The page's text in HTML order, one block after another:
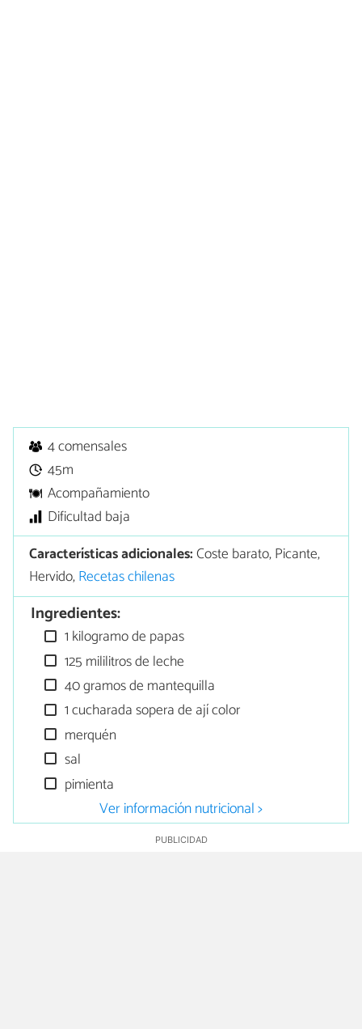
4 comensales
45m
Acompañamiento
Dificultad baja
Características adicionales:Coste barato, Picante,
Hervido,Recetas chilenas
Ingredientes:
1 kilogramo de papas
125 mililitros de leche
40 gramos de mantequilla
1 cucharada sopera de ají color
merquén
sal
pimienta
Ver información nutricional >